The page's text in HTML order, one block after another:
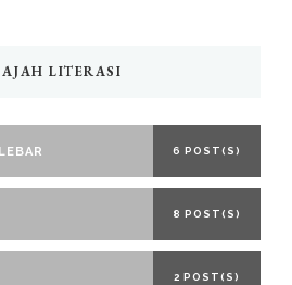
LITERASI
6 POST(S)
8 POST(S)
2 POST(S)